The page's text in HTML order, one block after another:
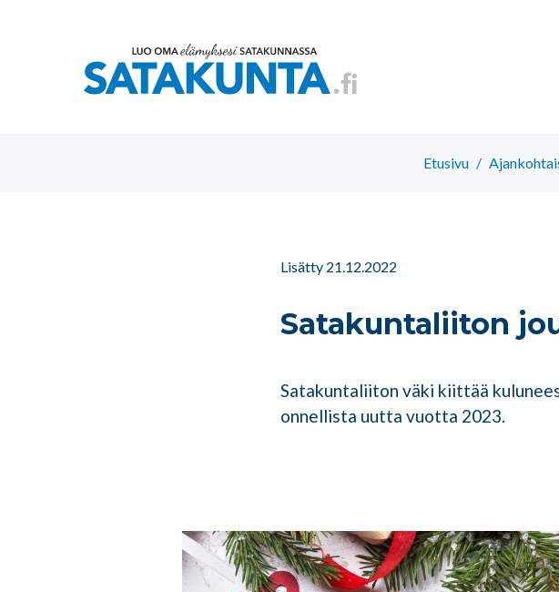
Etusivu /
Lisätty 21.12.2022
Satakuntaliiton
Satakuntaliiton väki kiittää
onnellista uutta vuotta 2023.